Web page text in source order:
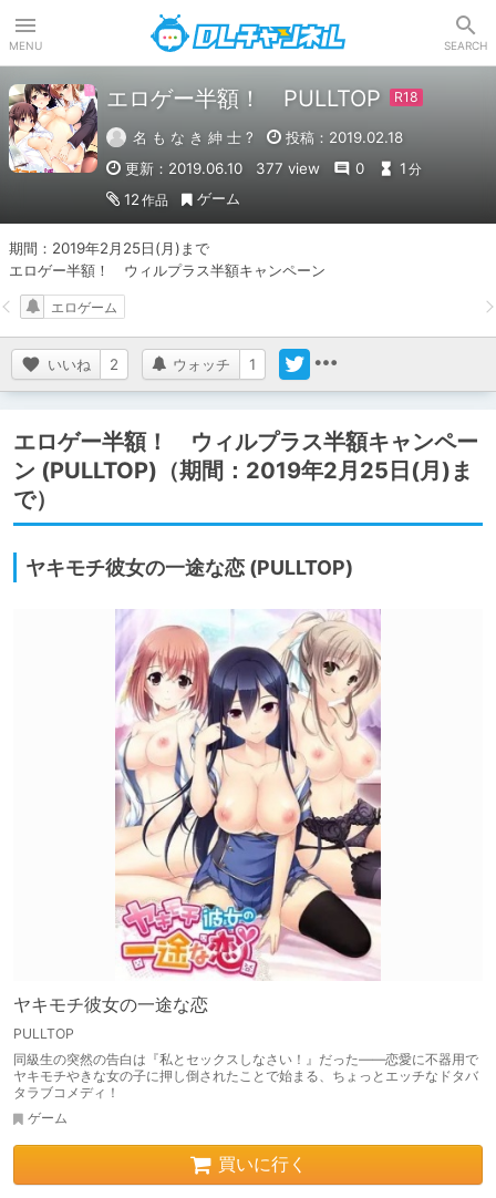
MENU SEARCH
エロゲー半額！ PULLTOP
名 も な き 紳 士 ?
投稿：2019.02.18
更新：2019.06.10
377 view 0 1 分
12 作品 ゲーム
期間：2019年2月25日(月)まで
エロゲー半額！　ウィルプラス半額キャンペーン
いいね 2 ウォッチ 1
エロゲーム
エロゲー半額！ ウィルプラス半額キャンペー
ン (PULLTOP)（期間：2019年2月25日(月)ま
で）
ヤキモチ彼女の一途な恋 (PULLTOP)
ヤキモチ彼女の一途な恋
PULLTOP
同級生の突然の告白は『私とセックスしなさい！』だった――恋愛に不器用で
ヤキモチやきな女の子に押し倒されたことで始まる、ちょっとエッチなドタバ
タラブコメディ！
ゲーム
買いに行く